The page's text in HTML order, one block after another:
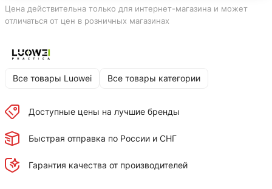
Цена действительна только для интернет-магазина и может
отличаться от цен в розничных магазинах
Все товары Luowei Все товары категории
Доступные цены на лучшие бренды
Быстрая отправка по России и СНГ
Гарантия качества от производителей